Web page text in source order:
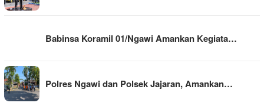
Babinsa Koramil 01/Ngawi Amankan Kegiata…
Polres Ngawi dan Polsek Jajaran, Amankan…